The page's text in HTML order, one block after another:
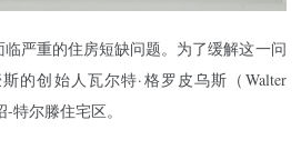
严重的住房短缺问题。为了缓解这一问
的创始人瓦尔特·格罗皮乌斯（Walter
特尔滕住宅区。